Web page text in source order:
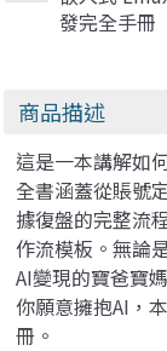
發完全手冊
商品描述
這是一本講解如
全書涵蓋從賬號
據復盤的完整流
作流模板。無論
AI變現的寶爸寶
你願意擁抱AI，
冊。